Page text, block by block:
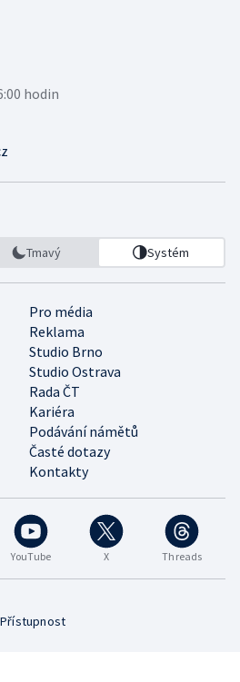
hodin
Tmavý Systém
Pro média
Reklama
Studio Brno
Studio Ostrava
Rada ČT
Kariéra
Podávání námětů
Časté dotazy
Kontakty
YouTube X Threads
Přístupnost